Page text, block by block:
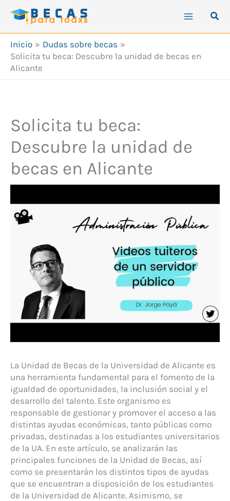
Inicio
Dudas sobre becas
Solicita tu beca: Descubre la unidad de becas en
Alicante
Solicita tu beca:
Descubre la unidad de
becas en Alicante
La Unidad de Becas de la Universidad de Alicante es
una herramienta fundamental para el fomento de la
igualdad de oportunidades, la inclusión social y el
desarrollo del talento. Este organismo es
responsable de gestionar y promover el acceso a las
distintas ayudas económicas, tanto públicas como
privadas, destinadas a los estudiantes universitarios
de la UA. En este artículo, se analizarán las
principales funciones de la Unidad de Becas, así
como se presentarán los distintos tipos de ayudas
que se encuentran a disposición de los estudiantes
de la Universidad de Alicante. Asimismo, se